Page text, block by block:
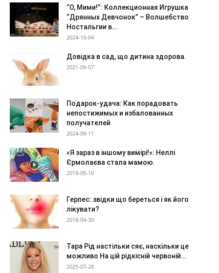
“О, Мими!”: Коллекционная Игрушка
“Дрянных Девчонок” – Волшебство
Ностальгии в...
2024-10-04
Довідка в сад, що дитина здорова.
2021-09-07
Подарок-удача: Как порадовать
непостижимых и избалованных
получателей
2024-09-11
«Я зараз в іншому вимірі!»: Неллі
Єрмолаєва стала мамою.
2019-05-10
Герпес: звідки що береться і як його
лікувати?
2018-04-30
Тара Рід настільки сяє, наскільки це
можливо На цій рідкісній червоній...
2025-07-28